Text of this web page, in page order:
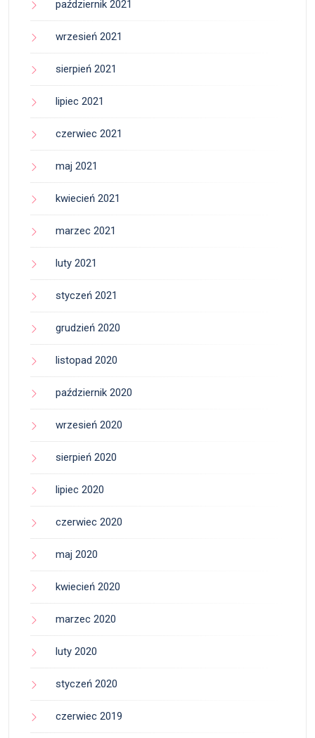
październik 2021
wrzesień 2021
sierpień 2021
lipiec 2021
czerwiec 2021
maj 2021
kwiecień 2021
marzec 2021
luty 2021
styczeń 2021
grudzień 2020
listopad 2020
październik 2020
wrzesień 2020
sierpień 2020
lipiec 2020
czerwiec 2020
maj 2020
kwiecień 2020
marzec 2020
luty 2020
styczeń 2020
czerwiec 2019